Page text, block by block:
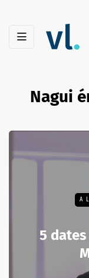
Nagui
A
5